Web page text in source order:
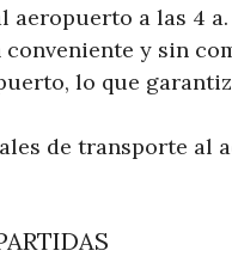
aeropuerto a las 4
y sin
lo que
de transporte al